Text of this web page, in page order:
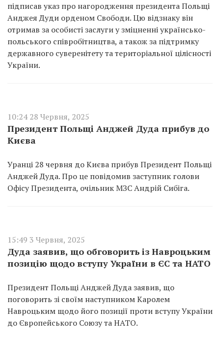
підписав указ про нагородження президента Польщі
Анджея Дуди орденом Свободи. Цю відзнаку він
отримав за особисті заслуги у зміцненні українсько-
польського співробітництва, а також за підтримку
державного суверенітету та територіальної цілісності
України.
10:24 28 Червня, 2025
Президент Польщі Анджей Дуда прибув до
Києва
Уранці 28 червня до Києва прибув Президент Польщі
Анджей Дуда. Про це повідомив заступник голови
Офісу Президента, очільник МЗС Андрій Сибіга.
15:49 3 Червня, 2025
Дуда заявив, що обговорить із Навроцьким
позицію щодо вступу України в ЄС та НАТО
Президент Польщі Анджей Дуда заявив, що
поговорить зі своїм наступником Каролем
Навроцьким щодо його позиції проти вступу України
до Європейського Союзу та НАТО.